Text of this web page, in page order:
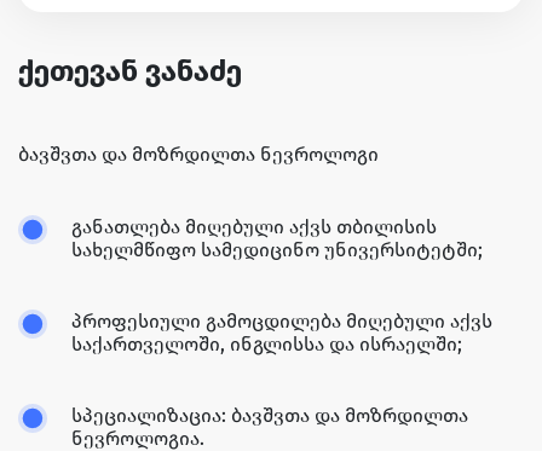
ქეთევან ვანაძე
ბავშვთა და მოზრდილთა ნევროლოგი
განათლება მიღებული აქვს თბილისის
სახელმწიფო სამედიცინო უნივერსიტეტში;
პროფესიული გამოცდილება მიღებული აქვს
საქართველოში, ინგლისსა და ისრაელში;
სპეციალიზაცია: ბავშვთა და მოზრდილთა
ნევროლოგია.